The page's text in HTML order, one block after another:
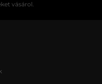
vásárol.